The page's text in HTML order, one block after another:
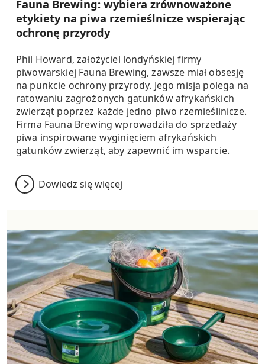
Fauna Brewing: wybiera zrównoważone
etykiety na piwa rzemieślnicze wspierając
ochronę przyrody
Phil Howard, założyciel londyńskiej firmy
piwowarskiej Fauna Brewing, zawsze miał obsesję
na punkcie ochrony przyrody. Jego misja polega na
ratowaniu zagrożonych gatunków afrykańskich
zwierząt poprzez każde jedno piwo rzemieślinicze.
Firma Fauna Brewing wprowadziła do sprzedaży
piwa inspirowane wyginięciem afrykańskich
gatunków zwierząt, aby zapewnić im wsparcie.
Dowiedz się więcej